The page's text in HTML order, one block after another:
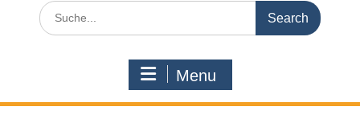
Search
for:
Menu